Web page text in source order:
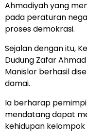
Ahmadiyah yang
pada peraturan
proses demokrasi.
Sejalan dengan itu,
Dudung Zafar
Manislor berhasil
damai.
Ia berharap
mendatang dapat
kehidupan